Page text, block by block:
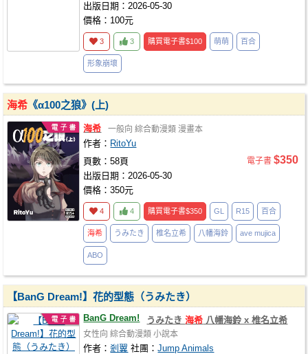
出版日期：2026-05-30
價格：100元
3 3 購買電子書$100 萌萌 百合
形象崩壞
海希 《α100之狼》(上)
海希 一般向 綜合動漫類 漫畫本
作者： RitoYu
頁數：58頁
出版日期：2026-05-30
價格：350元
電子書 $350
4 4 購買電子書$350 GL R15 百合
海希 うみたき 椎名立希 八幡海鈴 ave mujica
ABO
【BanG Dream!】花的型態（うみたき）
BanG Dream! うみたき海希 八幡海鈴 x 椎名立希
女性向 綜合動漫類 小說本
作者：剎翼 社團：Jump Animals